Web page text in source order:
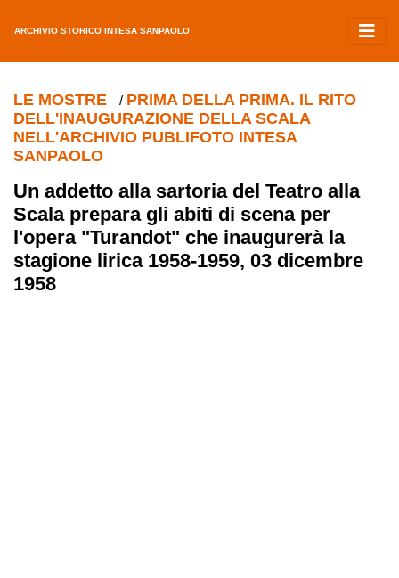
ARCHIVIO STORICO INTESA SANPAOLO
LE MOSTRE / PRIMA DELLA PRIMA. IL RITO
DELL'INAUGURAZIONE DELLA SCALA
NELL'ARCHIVIO PUBLIFOTO INTESA
SANPAOLO
Un addetto alla sartoria del Teatro alla
Scala prepara gli abiti di scena per
l'opera "Turandot" che inaugurerà la
stagione lirica 1958-1959, 03 dicembre
1958